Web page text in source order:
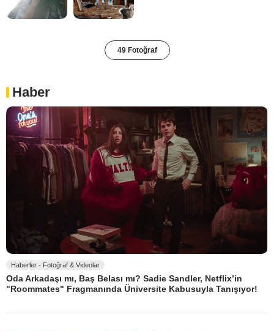
49 Fotoğraf
Haber
Haberler - Fotoğraf & Videolar
Oda Arkadaşı mı, Baş Belası mı? Sadie Sandler, Netflix’in
"Roommates" Fragmanında Üniversite Kabusuyla Tanışıyor!